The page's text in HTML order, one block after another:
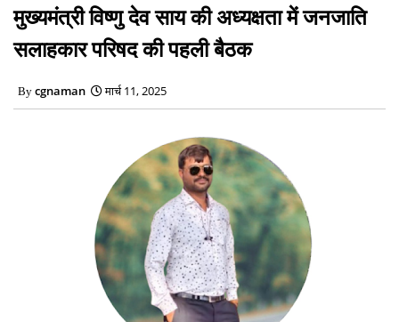
मुख्यमंत्री विष्णु देव साय की अध्यक्षता में जनजाति
सलाहकार परिषद की पहली बैठक
cgnaman मार्च 11, 2025